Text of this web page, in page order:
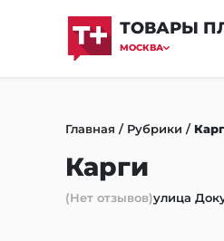
ТОВАРЫ
МОСКВА
Главная / Рубрики /
Карги
(Нет отзывов)улица